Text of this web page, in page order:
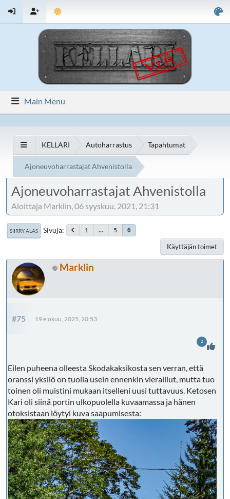
Main Menu
KELLARI Autoharrastus Tapahtumat
Ajoneuvoharrastajat Ahvenistolla
Ajoneuvoharrastajat Ahvenistolla
Aloittaja Marklin, 06 syyskuu, 2021, 21:31
SIIRRY ALAS Sivuja 1 ... 5 6
Käyttäjän toimet
Marklin
#75 19 elokuu, 2025, 20:53
Eilen puheena olleesta Skodakaksikosta sen verran, että
oranssi yksilö on tuolla usein ennenkin vieraillut, mutta tuo
toinen oli muistini mukaan itselleni uusi tuttavuus. Ketosen
Kari oli siinä portin ulkopuolella kuvaamassa ja hänen
otoksistaan löytyi kuva saapumisesta:
2